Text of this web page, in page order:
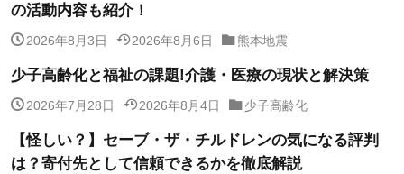
の活動内容も紹介！
2026年8月3日 2026年8月6日 熊本地震
少子高齢化と福祉の課題!介護・医療の現状と解決策
2026年7月28日 2026年8月4日 少子高齢化
【怪しい？】セーブ・ザ・チルドレンの気になる評判
は？寄付先として信頼できるかを徹底解説